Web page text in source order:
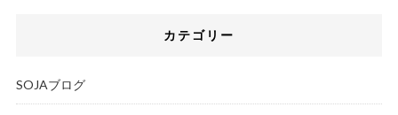
カテゴリー
SOJAブログ